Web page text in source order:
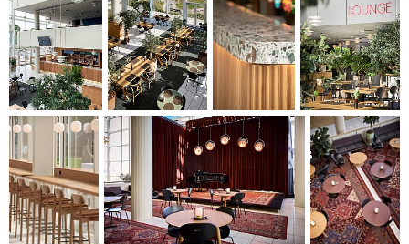
neue Messing-Kühlvitrine hebt das Angebot der Küche
hervor und trägt dazu bei, Passanten und Parkbesucher ins
Innere einzuladen.
Die Foyerbar im Süden wurde um vier Servicestationen
erweitert, was die Kapazität vor Aufführungen und in den
Pausen erheblich steigert.
Die Garderobe wurde von einem zentralen und überlasteten
Standort im Foyer zu einer neuen Position gegenüber
"Filuren" verlegt, integriert in eine maßgeschneiderte